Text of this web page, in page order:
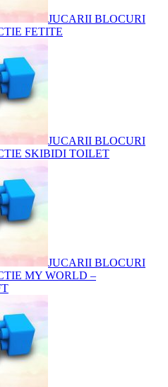
JUCARII BLOCURI
FETITE
JUCARII BLOCURI
SKIBIDI TOILET
JUCARII BLOCURI
MY WORLD –